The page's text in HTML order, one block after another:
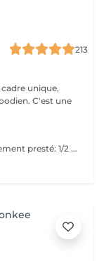
213
unique,
une
Prix peut varier dépendant du service réellement presté: 1/2 coupe Hommes : 19,5 Coupe cheveux secs : 23 Coupe Humide : 28,9